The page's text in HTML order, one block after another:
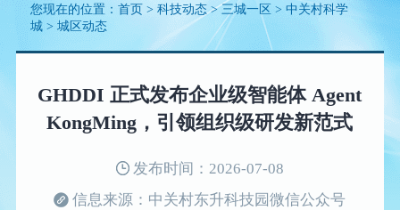
您现在的位置：首页 >科技动态>三城一区 >中关村科学
城 >城区动态
GHDDI 正式发布企业级智能体 Agent
KongMing，引领组织级研发新范式
发布时间：2026-07-08
信息来源：中关村东升科技园微信公众号